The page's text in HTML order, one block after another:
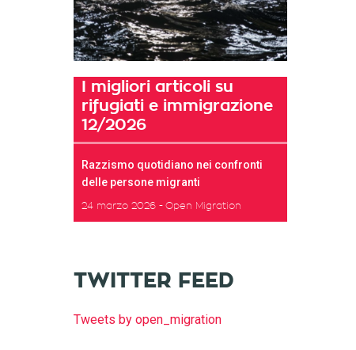
I migliori articoli su
rifugiati e immigrazione
12/2026
Razzismo quotidiano nei confronti
delle persone migranti
24 marzo 2026 Open Migration
TWITTER FEED
Tweets by open_migration